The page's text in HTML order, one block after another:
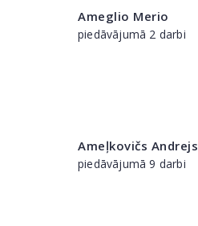
Ameglio Merio
piedāvājumā 2 darbi
Ameļkovičs Andrejs
piedāvājumā 9 darbi